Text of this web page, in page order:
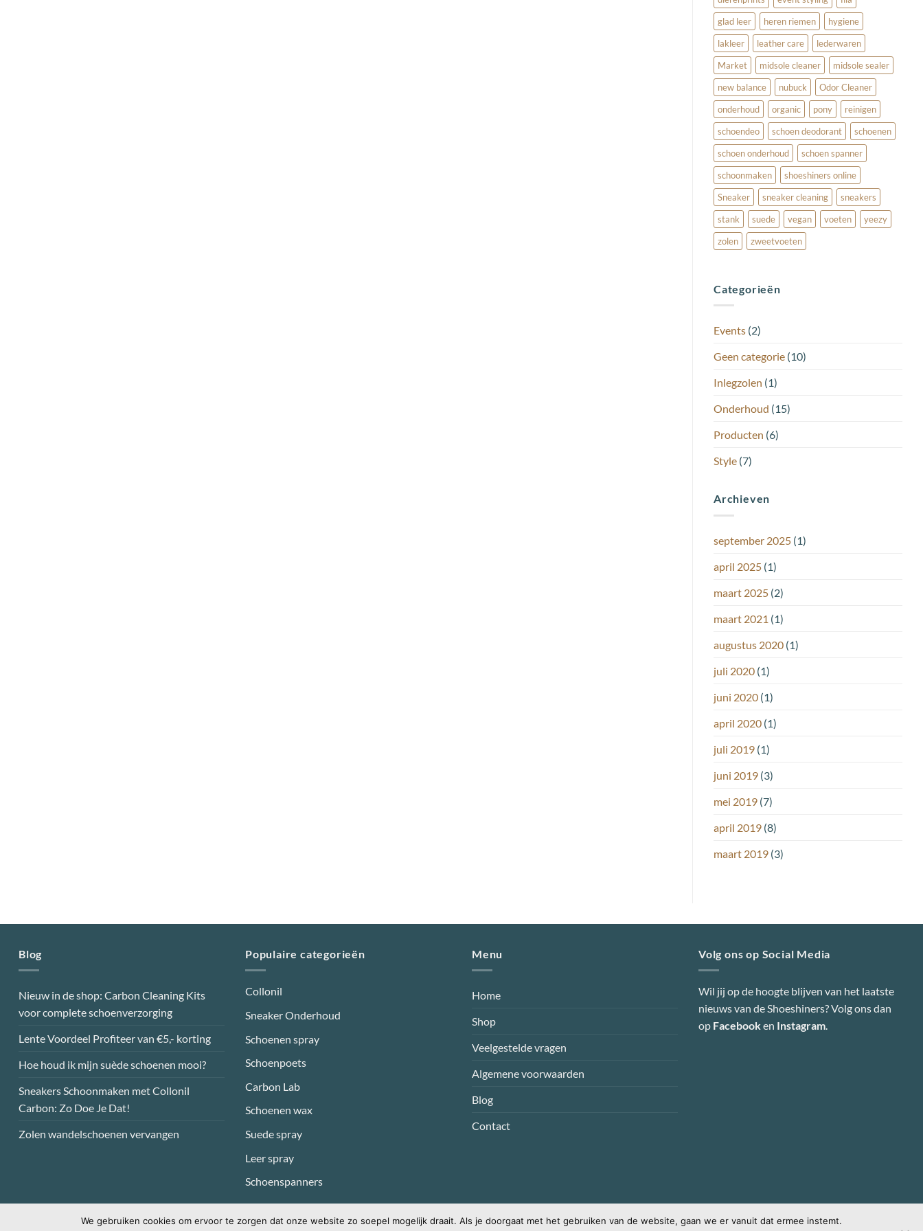
glad leer
heren riemen
hygiene
lakleer
leather care
lederwaren
Market
midsole cleaner
midsole sealer
new balance
nubuck
Odor Cleaner
onderhoud
organic pony
reinigen
schoendeo
schoen deodorant
schoenen
schoen onderhoud
schoen spanner
schoonmaken
shoeshiners online
Sneaker
sneaker cleaning
sneakers
stank
suede vegan voeten
yeezy
zolen
zweetvoeten
Categorieën
Events (2)
Geen categorie (10)
Inlegzolen (1)
Onderhoud (15)
Producten (6)
Style (7)
Archieven
september 2025 (1)
april 2025 (1)
maart 2025 (2)
maart 2021 (1)
augustus 2020 (1)
juli 2020 (1)
juni 2020 (1)
april 2020 (1)
juli 2019 (1)
juni 2019 (3)
mei 2019 (7)
april 2019 (8)
maart 2019 (3)
Blog
Nieuw in de shop: Carbon Cleaning Kits
voor complete schoenverzorging
Lente Voordeel Profiteer van €5,- korting
Hoe houd ik mijn suède schoenen mooi?
Sneakers Schoonmaken met Collonil
Carbon: Zo Doe Je Dat!
Zolen wandelschoenen vervangen
Populaire categorieën
Collonil
Sneaker Onderhoud
Schoenen spray
Schoenpoets
Carbon Lab
Schoenen wax
Suede spray
Leer spray
Schoenspanners
Menu
Home
Shop
Veelgestelde vragen
Algemene voorwaarden
Blog
Contact
Volg ons op Social Media
Wil jij op de hoogte blijven van het laatste
nieuws van de Shoeshiners? Volg ons dan
op Facebooken Instagram.
We gebruiken cookies om ervoor te zorgen dat onze website zo soepel mogelijk draait. Als je doorgaat met het gebruiken van de website, gaan we er vanuit dat ermee instemt.